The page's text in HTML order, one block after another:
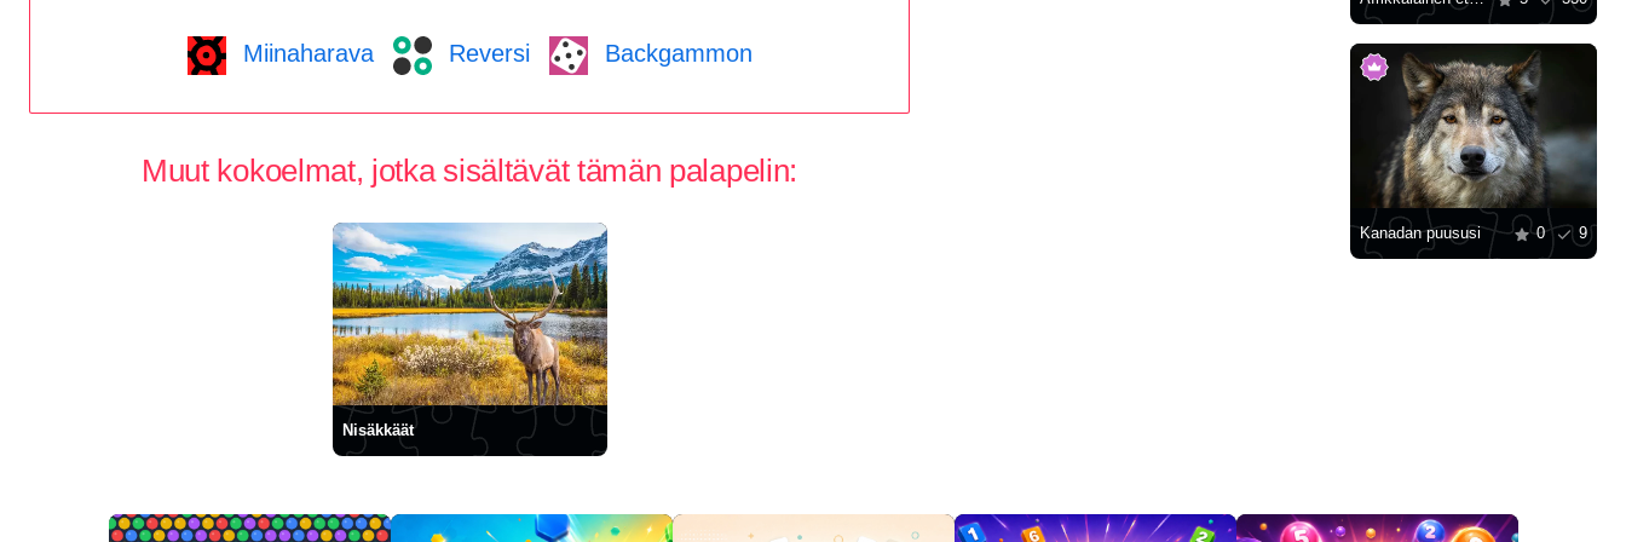
Miinaharava Reversi Backgammon
Muut kokoelmat, jotka sisältävät tämän palapelin:
Nisäkkäät
Kanadan puususi 0 9